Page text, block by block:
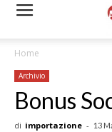
Home
Archivio
Bonus
di importazione - 13